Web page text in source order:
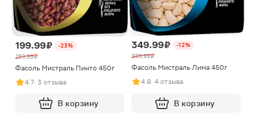
199.99 ₽
-23%
259.99 ₽
Фасоль Мистраль Пинто 450г
4.7· 3 отзыва
В корзину
349.99 ₽
-12%
399.99 ₽
Фасоль Мистраль Лима 450г
4.8· 4 отзыва
В корзину